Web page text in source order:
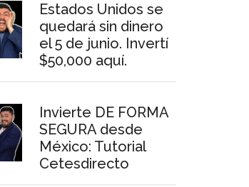
Estados Unidos se
quedará sin dinero
el 5 de junio. Invertí
$50,000 aquí.
Invierte DE FORMA
SEGURA desde
México: Tutorial
Cetesdirecto